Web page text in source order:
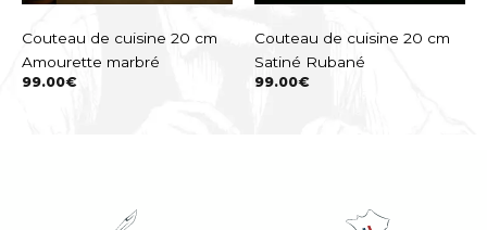
Couteau de cuisine 20 cm
Amourette marbré
99.00€
Couteau de cuisine 20 cm
Satiné Rubané
99.00€